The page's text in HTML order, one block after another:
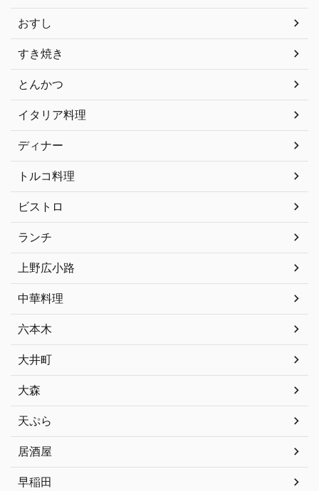
おすし
すき焼き
とんかつ
イタリア料理
ディナー
トルコ料理
ビストロ
ランチ
上野広小路
中華料理
六本木
大井町
大森
天ぷら
居酒屋
早稲田